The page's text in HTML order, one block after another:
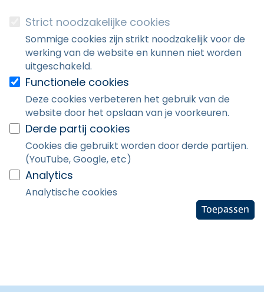
Strict noodzakelijke cookies
Sommige cookies zijn strikt noodzakelijk voor de
werking van de website en kunnen niet worden
uitgeschakeld.
Functionele cookies
Deze cookies verbeteren het gebruik van de
website door het opslaan van je voorkeuren.
Derde partij cookies
Cookies die gebruikt worden door derde partijen.
(YouTube, Google, etc)
Analytics
Analytische cookies
Toepassen